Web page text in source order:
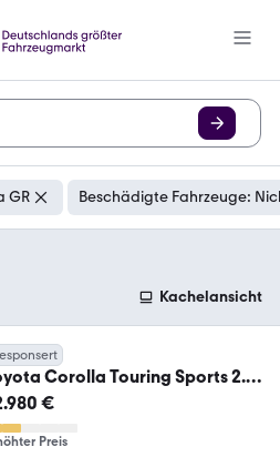
GR Beschädigte Fahrzeuge:
Kachelansicht
Corolla Touring Sports 2.0
GR Sport +LED
€
Preis